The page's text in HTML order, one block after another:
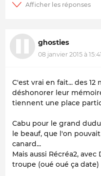
ghosties
08 janvier 2015 à
C'est vrai en fait... des
déshonorer leur
tiennent une place
Cabu pour le grand
le beauf, que l'on
canard...
Mais aussi Récréa2,
troupe (oué oué ça date)